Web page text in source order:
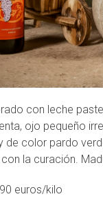
con leche
ojo pequeño
de color pardo
la curación.
euros/kilo